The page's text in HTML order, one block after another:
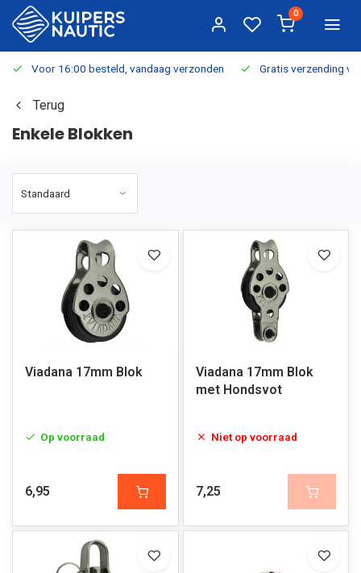
0
Voor 16:00 besteld, vandaag verzonden Gratis verzending
Terug
Enkele Blokken
Viadana 17mm Blok
Op voorraad
6,95
Viadana 17mm Blok
met Hondsvot
Niet op voorraad
7,25